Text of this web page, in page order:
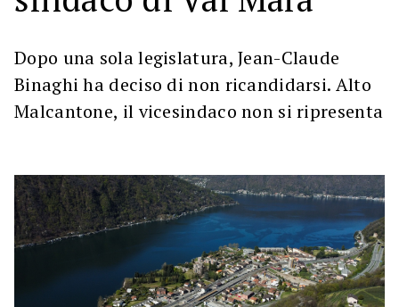
Dopo una sola legislatura, Jean-Claude
Binaghi ha deciso di non ricandidarsi. Alto
Malcantone, il vicesindaco non si ripresenta